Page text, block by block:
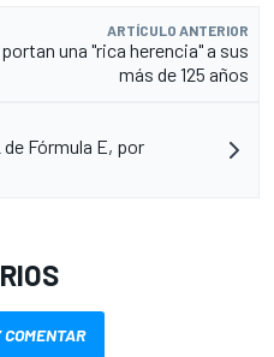
ARTÍCULO ANTERIOR
una "rica herencia" a sus
más de 125 años
Fórmula E, por
COMENTAR